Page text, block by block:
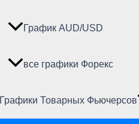
График AUD/USD
все графики Форекс
Графики Товарных Фьючерсов